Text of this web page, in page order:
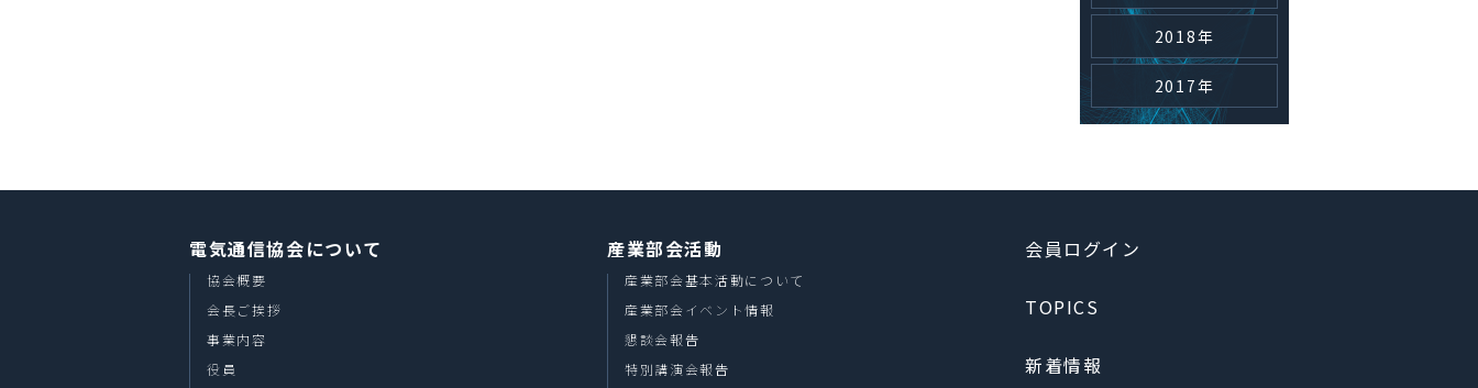
2018年
2017年
電気通信協会について
協会概要
会長ご挨拶
事業内容
役員
産業部会活動
産業部会基本活動について
産業部会イベント情報
懇談会報告
特別講演会報告
会員ログイン
TOPICS
新着情報